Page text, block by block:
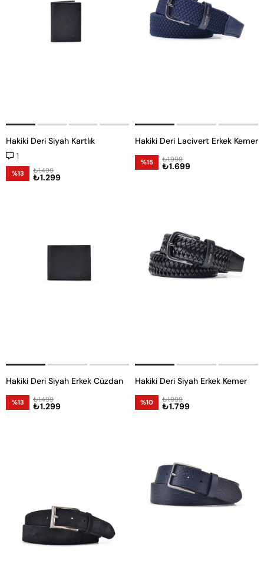
Hakiki Deri Siyah Kartlık
1
%13 ₺1.299
₺1.499
Hakiki Deri Lacivert Erkek Kemer
%15 ₺1.699
₺1.999
Hakiki Deri Siyah Erkek Cüzdan
%13 ₺1.299
₺1.499
Hakiki Deri Siyah Erkek Kemer
%10 ₺1.799
₺1.999